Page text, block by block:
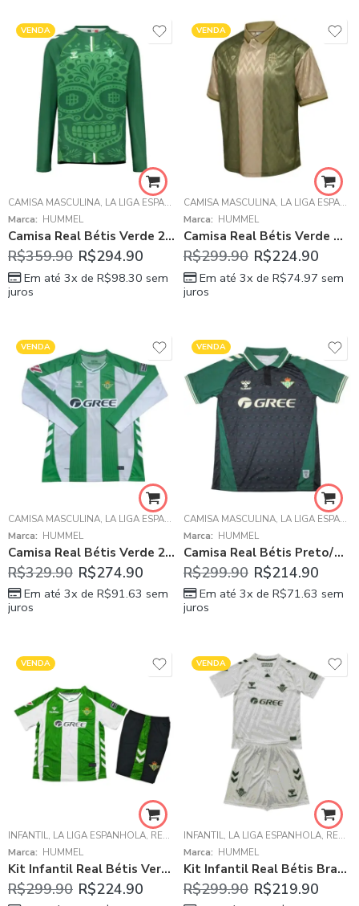
VENDA
CAMISA MASCULINA, LA LIGA ESPANHOLA ,REAL BÉTIS
Marca: HUMMEL
Camisa Real Bétis Verde 2025/26 Día de Muertos Manga Longa
R$359.90 R$294.90
Em até 3x de R$98.30 sem
juros
VENDA
CAMISA MASCULINA, LA LIGA ESPANHOLA
Marca: HUMMEL
Camisa Real Bétis Verde Musgo Polo 2025/26 treino Masculina
R$299.90 R$224.90
Em até 3x de R$74.97 sem
juros
VENDA
CAMISA MASCULINA, LA LIGA ESPANHOLA ,REAL BÉTIS
Marca: HUMMEL
Camisa Real Bétis Verde 2025/26 Home Manga Longa
R$329.90 R$274.90
Em até 3x de R$91.63 sem
juros
VENDA
CAMISA MASCULINA, LA LIGA ESPANHOLA
Marca: HUMMEL
Camisa Real Bétis Preto/Verde Polo 2025/26 Masculina
R$299.90 R$214.90
Em até 3x de R$71.63 sem
juros
VENDA
INFANTIL, LA LIGA ESPANHOLA, REAL BÉTIS
Marca: HUMMEL
Kit Infantil Real Bétis Verde 2025/26 Home Unissex
R$299.90 R$224.90
VENDA
INFANTIL, LA LIGA ESPANHOLA, REAL BÉTIS
Marca: HUMMEL
Kit Infantil Real Bétis Branco 2025/26 Goleiro Unissex
R$299.90 R$219.90